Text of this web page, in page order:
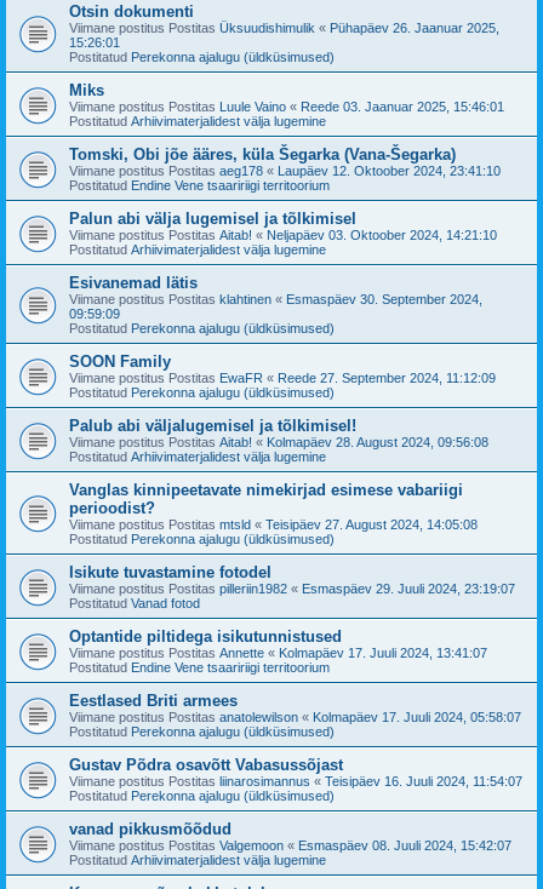
Otsin dokumenti
Viimane postitus Postitas Üksuudishimulik « Pühapäev 26. Jaanuar 2025,
15:26:01
Postitatud Perekonna ajalugu (üldküsimused)
Miks
Viimane postitus Postitas Luule Vaino « Reede 03. Jaanuar 2025, 15:46:01
Postitatud Arhiivimaterjalidest välja lugemine
Tomski, Obi jõe ääres, küla Šegarka (Vana-Šegarka)
Viimane postitus Postitas aeg178 « Laupäev 12. Oktoober 2024, 23:41:10
Postitatud Endine Vene tsaaririigi territoorium
Palun abi välja lugemisel ja tõlkimisel
Viimane postitus Postitas Aitab! « Neljapäev 03. Oktoober 2024, 14:21:10
Postitatud Arhiivimaterjalidest välja lugemine
Esivanemad lätis
Viimane postitus Postitas klahtinen « Esmaspäev 30. September 2024,
09:59:09
Postitatud Perekonna ajalugu (üldküsimused)
SOON Family
Viimane postitus Postitas EwaFR « Reede 27. September 2024, 11:12:09
Postitatud Perekonna ajalugu (üldküsimused)
Palub abi väljalugemisel ja tõlkimisel!
Viimane postitus Postitas Aitab! « Kolmapäev 28. August 2024, 09:56:08
Postitatud Arhiivimaterjalidest välja lugemine
Vanglas kinnipeetavate nimekirjad esimese vabariigi
perioodist?
Viimane postitus Postitas mtsld « Teisipäev 27. August 2024, 14:05:08
Postitatud Perekonna ajalugu (üldküsimused)
Isikute tuvastamine fotodel
Viimane postitus Postitas pilleriin1982 « Esmaspäev 29. Juuli 2024, 23:19:07
Postitatud Vanad fotod
Optantide piltidega isikutunnistused
Viimane postitus Postitas Annette « Kolmapäev 17. Juuli 2024, 13:41:07
Postitatud Endine Vene tsaaririigi territoorium
Eestlased Briti armees
Viimane postitus Postitas anatolewilson « Kolmapäev 17. Juuli 2024, 05:58:07
Postitatud Perekonna ajalugu (üldküsimused)
Gustav Põdra osavõtt Vabasussõjast
Viimane postitus Postitas liinarosimannus « Teisipäev 16. Juuli 2024, 11:54:07
Postitatud Perekonna ajalugu (üldküsimused)
vanad pikkusmõõdud
Viimane postitus Postitas Valgemoon « Esmaspäev 08. Juuli 2024, 15:42:07
Postitatud Arhiivimaterjalidest välja lugemine